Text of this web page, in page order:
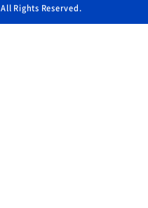
All Rights Reserved.